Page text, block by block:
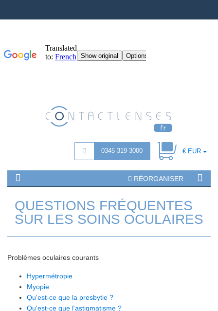
0345 319 3000 € EUR
RÉORGANISER
QUESTIONS FRÉQUENTES
SUR LES SOINS OCULAIRES
Problèmes oculaires courants
Hypermétropie
Myopie
Qu'est-ce que la presbytie ?
Qu'est-ce que l'astigmatisme ?